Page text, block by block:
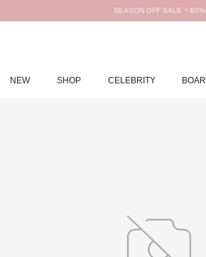
SEASON OFF SALE ~ 80%
NEW SHOP CELEBRITY